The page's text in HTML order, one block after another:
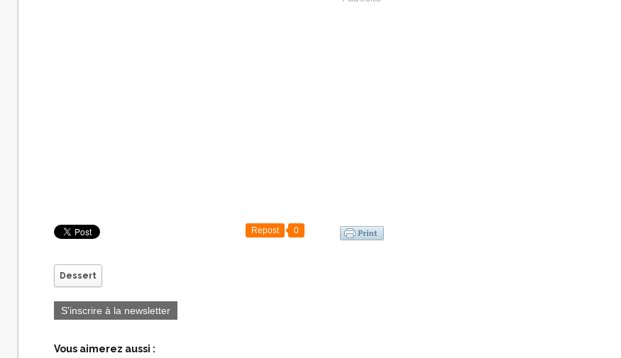
Repost 0
Dessert
S'inscrire à la newsletter
Vous aimerez aussi :